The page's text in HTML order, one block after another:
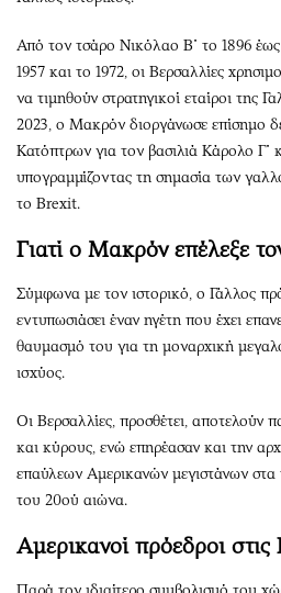
Από τον τσάρο Νικόλαο Β΄ το 1896 έως
1957 και το 1972, οι Βερσαλλίες
να τιμηθούν στρατηγικοί εταίροι της
2023, ο Μακρόν διοργάνωσε επίσημο
Κατόπτρων για τον βασιλιά Κάρολο Γ΄
υπογραμμίζοντας τη σημασία των
το Brexit.
Γιατί ο Μακρόν επέλεξε
Σύμφωνα με τον ιστορικό, ο Γάλλος
εντυπωσιάσει έναν ηγέτη που έχει
θαυμασμό του για τη μοναρχική
ισχύος.
Οι Βερσαλλίες, προσθέτει, αποτελούν
και κύρους, ενώ επηρέασαν και την
επαύλεων Αμερικανών μεγιστάνων στα
του 20ού αιώνα.
Αμερικανοί πρόεδροι στις